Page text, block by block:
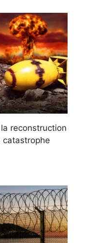
reconstruction
catastrophe